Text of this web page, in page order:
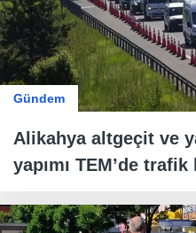
Gündem
Alikahya altgeçit ve
yapımı TEM’de